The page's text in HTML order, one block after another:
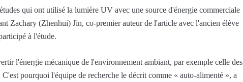
qui ont utilisé la lumière UV avec une source d'énergie commerciale
Zachary (Zhenhui) Jin, co-premier auteur de l'article avec l'ancien élève
à l'étude.
l'énergie mécanique de l'environnement ambiant, par exemple celle des
pourquoi l'équipe de recherche le décrit comme « auto-alimenté », a